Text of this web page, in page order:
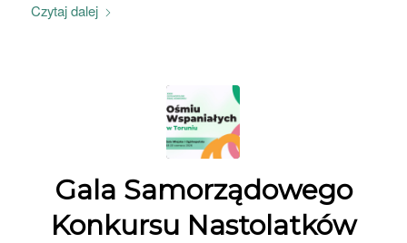
Czytaj dalej
Gala Samorządowego
Konkursu Nastolatków